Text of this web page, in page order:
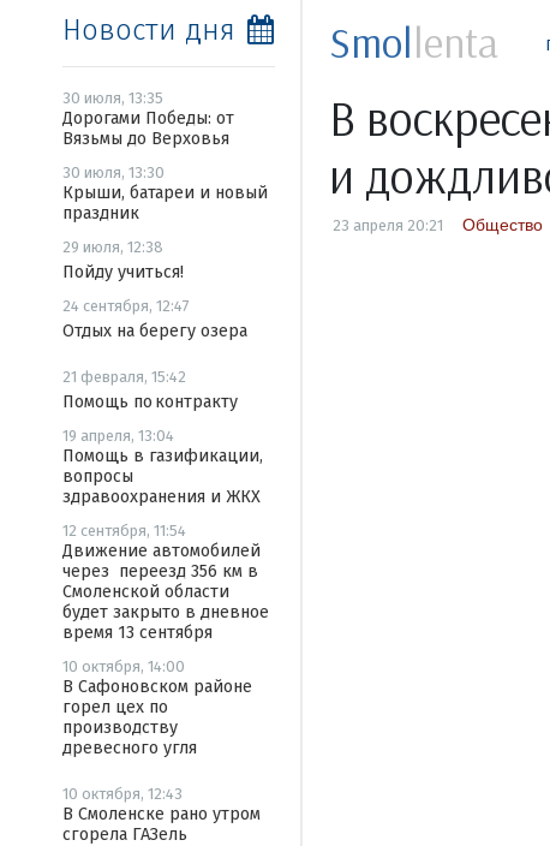
Новости дня
30 июля, 13:35
Дорогами Победы: от
Вязьмы до Верховья
30 июля, 13:30
Крыши, батареи и новый
праздник
29 июля, 12:38
Пойду учиться!
24 сентября, 12:47
Отдых на берегу озера
21 февраля, 15:42
Помощь по контракту
19 апреля, 13:04
Помощь в газификации,
вопросы
здравоохранения и ЖКХ
12 сентября, 11:54
Движение автомобилей
через переезд 356 км в
Смоленской области
будет закрыто в дневное
время 13 сентября
10 октября, 14:00
В Сафоновском районе
горел цех по
производству
древесного угля
10 октября, 12:43
В Смоленске рано утром
сгорела ГАЗель
Smollenta
В
и
23 апреля 20:21 Общество